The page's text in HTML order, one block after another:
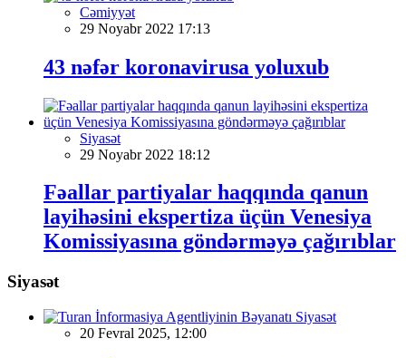
Cəmiyyət
29 Noyabr 2022 17:13
43 nəfər koronavirusa yoluxub
Siyasət
29 Noyabr 2022 18:12
Fəallar partiyalar haqqında qanun
layihəsini ekspertiza üçün Venesiya
Komissiyasına göndərməyə çağırıblar
Siyasət
Siyasət
20 Fevral 2025, 12:00